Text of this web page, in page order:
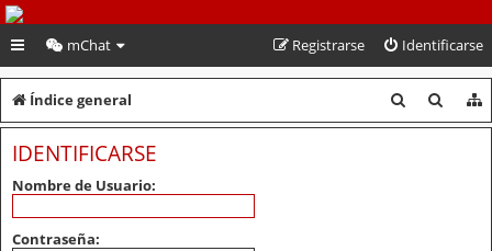
PeruVoley.com
mChat Identificarse
Registrarse
Índice general
u
u
IDENTIFICARSE
Nombre de Usuario:
Contraseña: